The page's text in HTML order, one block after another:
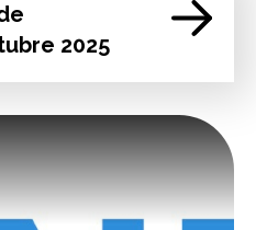
2025